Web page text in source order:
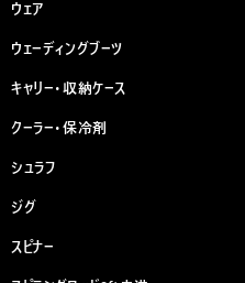
ウェア
ウェーディングブーツ
キャリー・収納ケース
クーラー・保冷剤
シュラフ
ジグ
スピナー